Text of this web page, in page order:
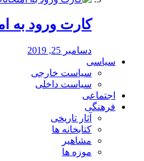
کارت ورود به
دسامبر 25, 2019
سیاسی
سیاست خارجی
سیاست داخلی
اجتماعی
فرهنگی
آثار تاریخی
کتابخانه ها
مشاهیر
موزه ها